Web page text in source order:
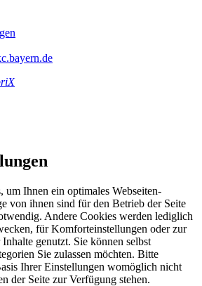
um Ihnen ein optimales Webseiten-
von ihnen sind für den Betrieb der Seite
Andere Cookies werden lediglich
für Komforteinstellungen oder zur
genutzt. Sie können selbst
Sie zulassen möchten. Bitte
Ihrer Einstellungen womöglich nicht
der Seite zur Verfügung stehen.